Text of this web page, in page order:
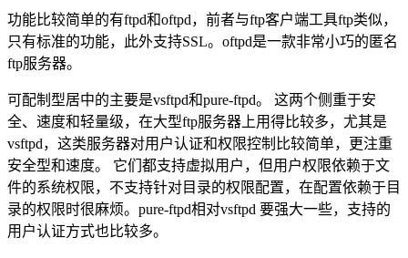
功能比较简单的有ftpd和oftpd，前者与ftp客户端工具ftp类似，
只有标准的功能，此外支持SSL。oftpd是一款非常小巧的匿名
ftp服务器。
可配制型居中的主要是vsftpd和pure-ftpd。 这两个侧重于安
全、速度和轻量级，在大型ftp服务器上用得比较多，尤其是
vsftpd，这类服务器对用户认证和权限控制比较简单，更注重
安全型和速度。 它们都支持虚拟用户，但用户权限依赖于文
件的系统权限，不支持针对目录的权限配置，在配置依赖于目
录的权限时很麻烦。pure-ftpd相对vsftpd 要强大一些，支持的
用户认证方式也比较多。